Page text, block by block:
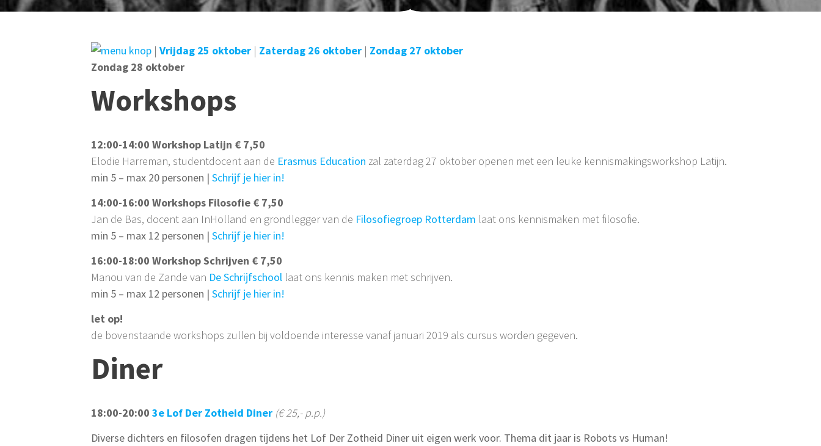
|Vrijdag 25 oktober | Zaterdag 26 oktober | Zondag 27 oktober
Zondag 28 oktober
Workshops
12:00-14:00Workshop Latijn € 7,50
Elodie Harreman, studentdocent aan de Erasmus Education zal zaterdag 27 oktober openen met een leuke kennismakingsworkshop Latijn.
min 5 – max 20 personen |Schrijf je hier in!
14:00-16:00 Workshops Filosofie € 7,50
Jan de Bas, docent aan InHolland en grondlegger van de Filosofiegroep Rotterdam laat ons kennismaken met filosofie.
min 5 – max 12 personen |Schrijf je hier in!
16:00-18:00Workshop Schrijven € 7,50
Manou van de Zande van De Schrijfschool laat ons kennis maken met schrijven.
min 5 – max 12 personen |Schrijf je hier in!
let op!
de bovenstaande workshops zullen bij voldoende interesse vanaf januari 2019 als cursus worden gegeven.
Diner
18:00-20:003e Lof Der Zotheid Diner (€ 25,- p.p.)
Diverse dichters en filosofen dragen tijdens het Lof Der Zotheid Diner uit eigen werk voor. Thema dit jaar is Robots vs Human!